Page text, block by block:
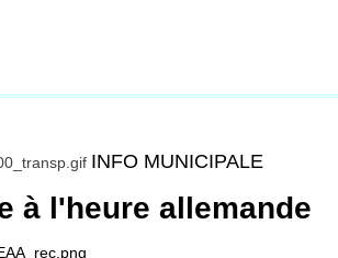
INFO MUNICIPALE
à l'heure allemande